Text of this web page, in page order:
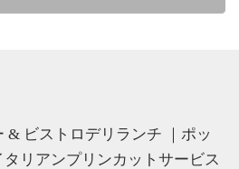
& ビストロデリランチ ｜ポッ
リアンプリンカットサービス